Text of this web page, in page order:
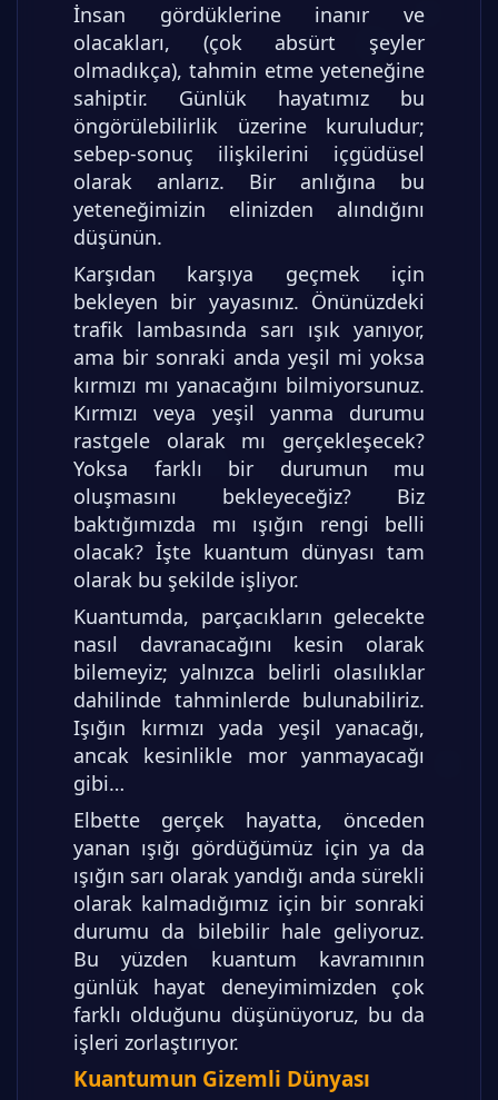
İnsan gördüklerine inanır ve
olacakları, (çok absürt şeyler
olmadıkça), tahmin etme yeteneğine
sahiptir. Günlük hayatımız bu
öngörülebilirlik üzerine kuruludur;
sebep-sonuç ilişkilerini içgüdüsel
olarak anlarız. Bir anlığına bu
yeteneğimizin elinizden alındığını
düşünün.
Karşıdan karşıya geçmek için
bekleyen bir yayasınız. Önünüzdeki
trafik lambasında sarı ışık yanıyor,
ama bir sonraki anda yeşil mi yoksa
kırmızı mı yanacağını bilmiyorsunuz.
Kırmızı veya yeşil yanma durumu
rastgele olarak mı gerçekleşecek?
Yoksa farklı bir durumun mu
oluşmasını bekleyeceğiz? Biz
baktığımızda mı ışığın rengi belli
olacak? İşte kuantum dünyası tam
olarak bu şekilde işliyor.
Kuantumda, parçacıkların gelecekte
nasıl davranacağını kesin olarak
bilemeyiz; yalnızca belirli olasılıklar
dahilinde tahminlerde bulunabiliriz.
Işığın kırmızı yada yeşil yanacağı,
ancak kesinlikle mor yanmayacağı
gibi…
Elbette gerçek hayatta, önceden
yanan ışığı gördüğümüz için ya da
ışığın sarı olarak yandığı anda sürekli
olarak kalmadığımız için bir sonraki
durumu da bilebilir hale geliyoruz.
Bu yüzden kuantum kavramının
günlük hayat deneyimimizden çok
farklı olduğunu düşünüyoruz, bu da
işleri zorlaştırıyor.
Kuantumun Gizemli Dünyası